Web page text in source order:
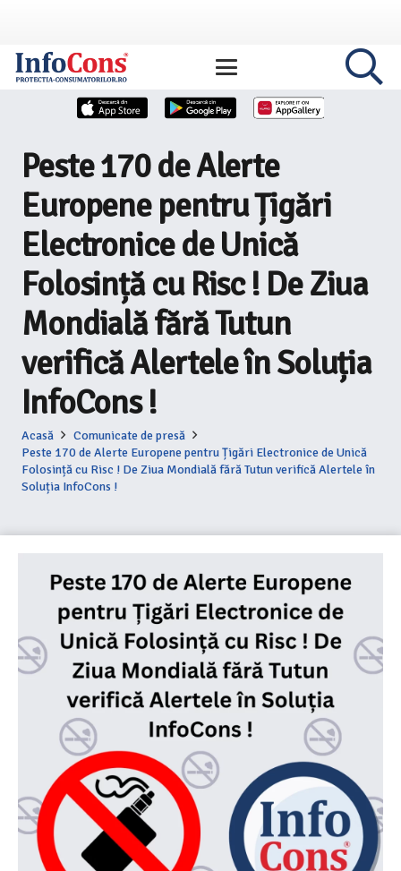
Peste 170 de Alerte
Europene pentru Țigări
Electronice de Unică
Folosință cu Risc ! De Ziua
Mondială fără Tutun
verifică Alertele în Soluția
InfoCons !
Acasă
Comunicate de presă
Peste 170 de Alerte Europene pentru Țigări Electronice de Unică
Folosință cu Risc ! De Ziua Mondială fără Tutun verifică Alertele în
Soluția InfoCons !